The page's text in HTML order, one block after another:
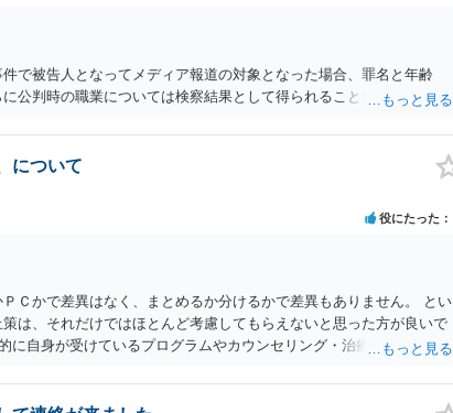
で被告人となってメディア報道の対象となった場合、罪名と年齢
に公判時の職業については検察結果として得られることが通常です。
について
役にたった
Ｃかで差異はなく、まとめるか分けるかで差異もありません。 とい
は、それだけではほとんど考慮してもらえないと思った方が良いで
に自身が受けているプログラムやカウンセリング・治療の内容 ・利
性と実現可能性があるものでなければあまり意味がありません。